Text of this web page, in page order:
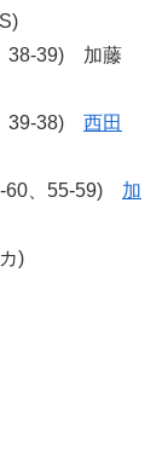
38-39) 加藤
39-38) 西田
60、55-59) 加
)